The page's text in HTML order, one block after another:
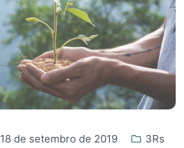
18 de setembro de 2019 3Rs